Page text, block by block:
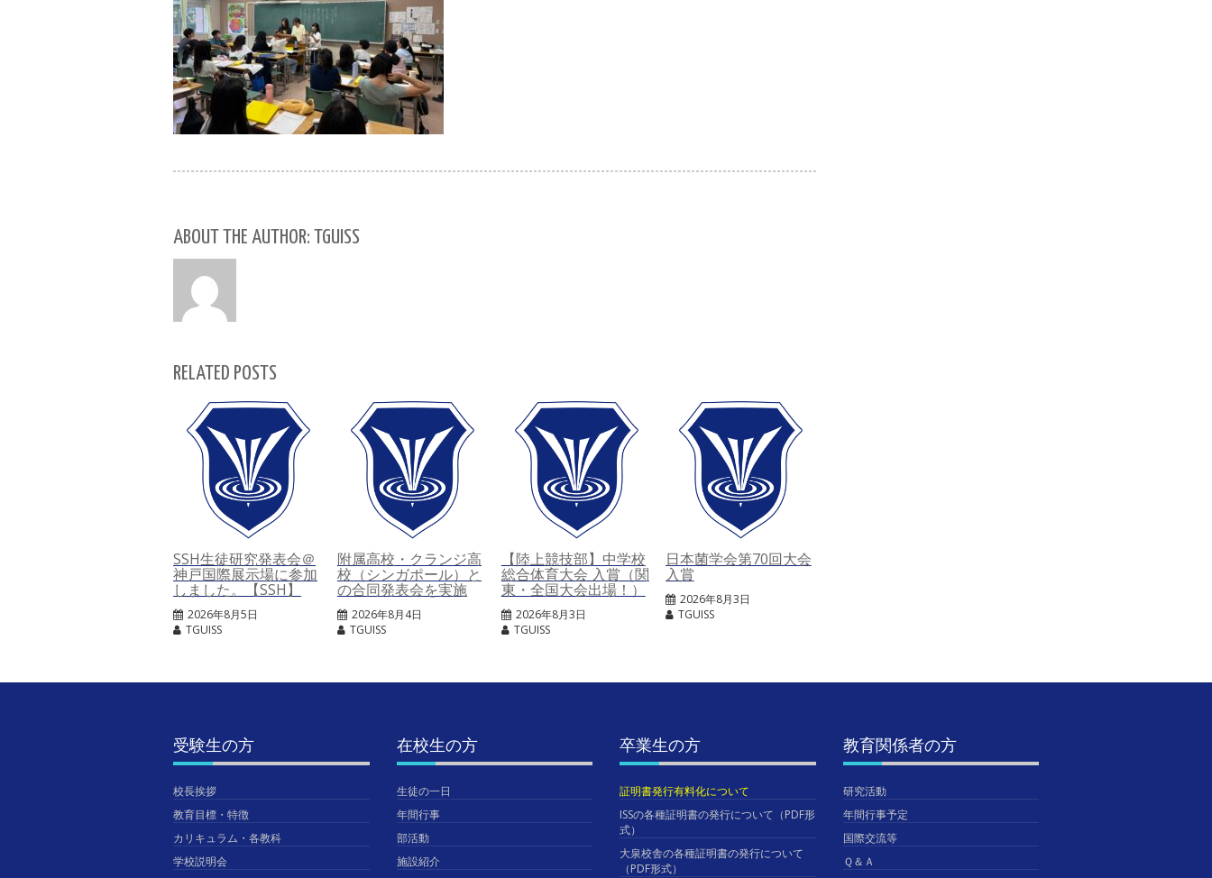
ABOUT THE AUTHOR: TGUISS
RELATED POSTS
SSH生徒研究発表会＠
神戸国際展示場に参加
しました。【SSH】
2026年8月5日
TGUISS
附属高校・クランジ高
校（シンガポール）と
の合同発表会を実施
2026年8月4日
TGUISS
【陸上競技部】中学校
総合体育大会 入賞（関
東・全国大会出場！）
2026年8月3日
TGUISS
日本菌学会第70回大会
入賞
2026年8月3日
TGUISS
受験生の方
校長挨拶
教育目標・特徴
カリキュラム・各教科
学校説明会
在校生の方
生徒の一日
年間行事
部活動
施設紹介
卒業生の方
証明書発行有料化について
ISSの各種証明書の発行について（PDF形
式）
大泉校舎の各種証明書の発行について
（PDF形式）
教育関係者の方
研究活動
年間行事予定
国際交流等
Ｑ＆Ａ